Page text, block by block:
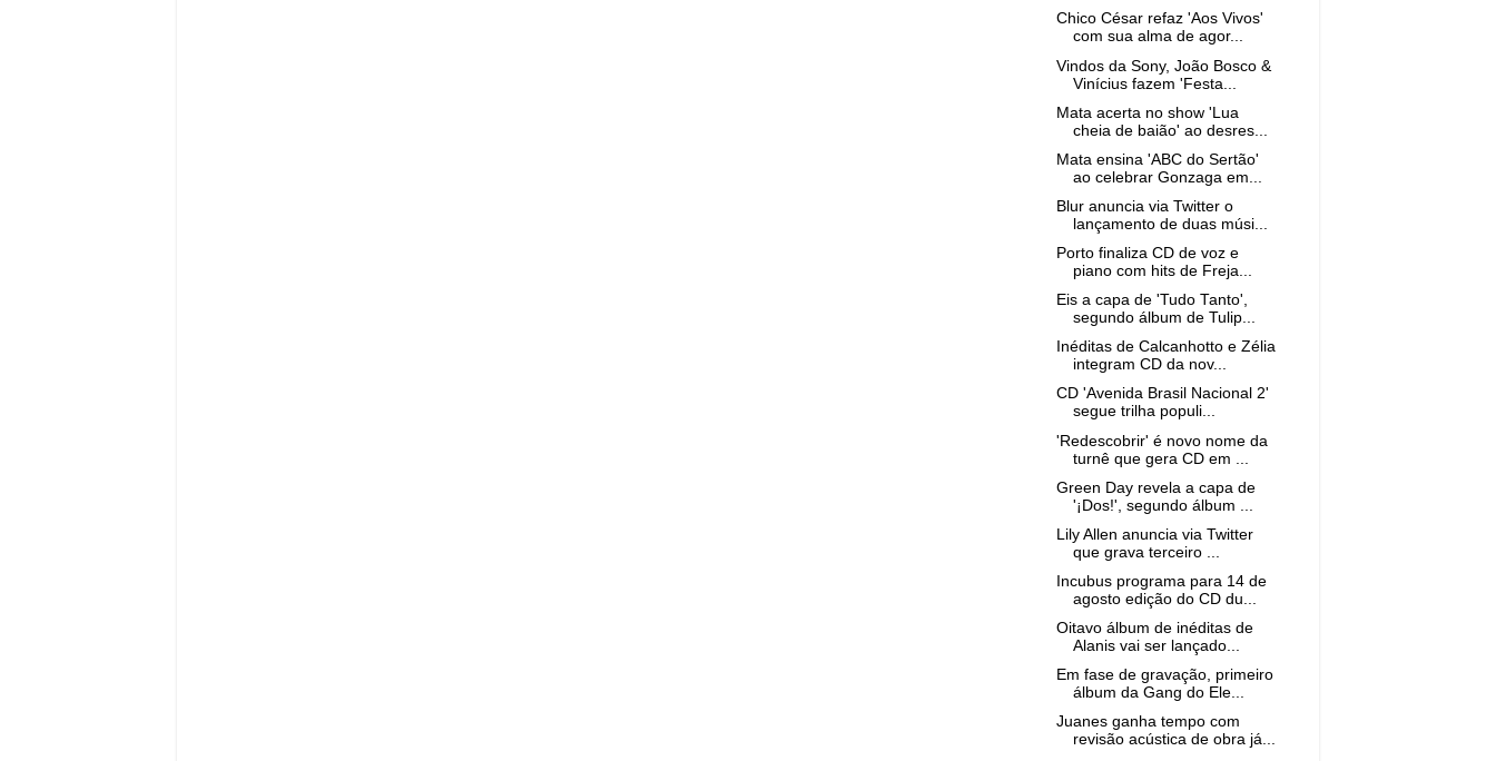
Chico César refaz 'Aos Vivos'
com sua alma de agor...
Vindos da Sony, João Bosco &
Vinícius fazem 'Festa...
Mata acerta no show 'Lua
cheia de baião' ao desres...
Mata ensina 'ABC do Sertão'
ao celebrar Gonzaga em...
Blur anuncia via Twitter o
lançamento de duas músi...
Porto finaliza CD de voz e
piano com hits de Freja...
Eis a capa de 'Tudo Tanto',
segundo álbum de Tulip...
Inéditas de Calcanhotto e Zélia
integram CD da nov...
CD 'Avenida Brasil Nacional 2'
segue trilha populi...
'Redescobrir' é novo nome da
turnê que gera CD em ...
Green Day revela a capa de
'¡Dos!', segundo álbum ...
Lily Allen anuncia via Twitter
que grava terceiro ...
Incubus programa para 14 de
agosto edição do CD du...
Oitavo álbum de inéditas de
Alanis vai ser lançado...
Em fase de gravação, primeiro
álbum da Gang do Ele...
Juanes ganha tempo com
revisão acústica de obra já...